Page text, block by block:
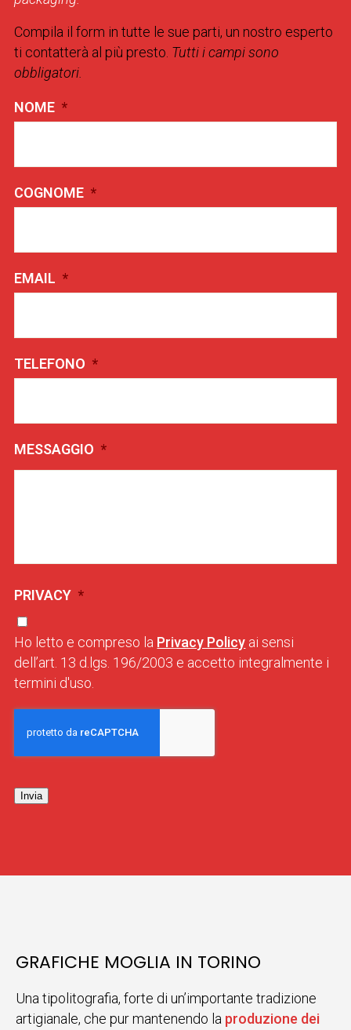
Compila il form in tutte le sue parti, un nostro esperto
ti contatterà al più presto. Tutti i campi sono
obbligatori.
NOME *
COGNOME *
EMAIL *
TELEFONO *
MESSAGGIO *
PRIVACY *
Ho letto e compreso la Privacy Policy ai sensi
dell’art. 13 d.lgs. 196/2003 e accetto integralmente i
termini d'uso.
Invia
GRAFICHE MOGLIA IN TORINO
Una tipolitografia, forte di un’importante tradizione
artigianale, che pur mantenendo la produzione dei